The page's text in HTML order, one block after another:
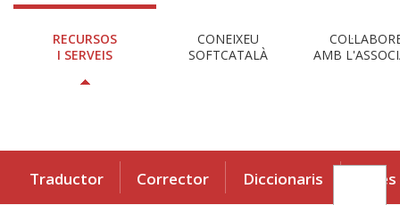
RECURSOS
I SERVEIS
CONEIXEU
SOFTCATALÀ
AMB
Traductor Corrector Diccionaris Eines